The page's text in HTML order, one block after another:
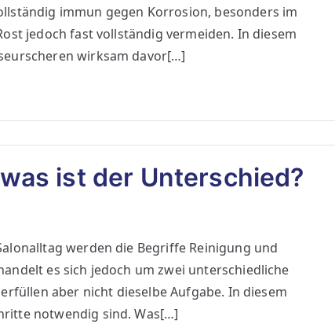
immun gegen Korrosion, besonders im
jedoch fast vollständig vermeiden. In diesem
wirksam davor[…]
ist der Unterschied?
werden die Begriffe Reinigung und
es sich jedoch um zwei unterschiedliche
aber nicht dieselbe Aufgabe. In diesem
notwendig sind. Was[…]